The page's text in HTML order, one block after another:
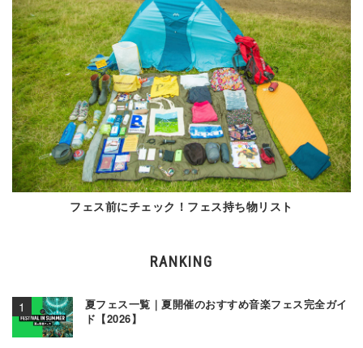
フェス前にチェック！フェス持ち物リスト
RANKING
夏フェス一覧｜夏開催のおすすめ音楽フェス完全ガイ
ド【2026】